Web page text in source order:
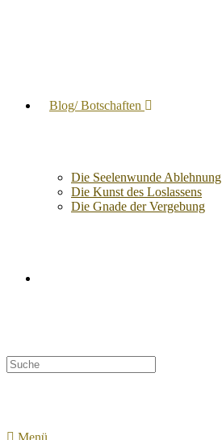
Blog/ Botschaften
Die Seelenwunde Ablehnung
Die Kunst des Loslassens
Die Gnade der Vergebung
Suche
nach:
Menü